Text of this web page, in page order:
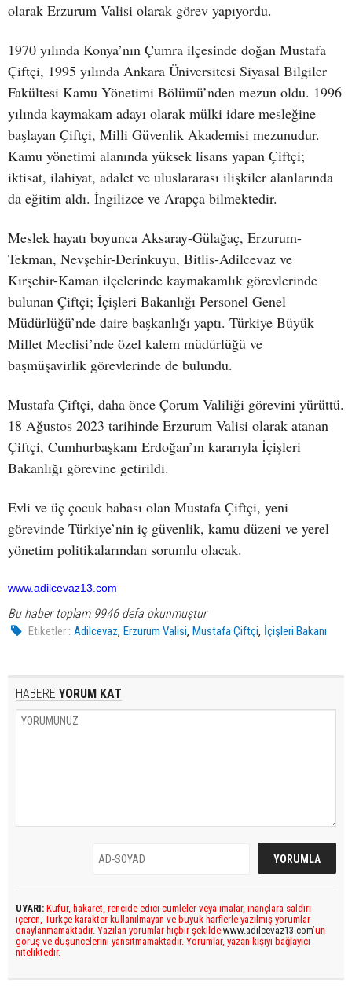
olarak Erzurum Valisi olarak görev yapıyordu.
1970 yılında Konya’nın Çumra ilçesinde doğan Mustafa
Çiftçi, 1995 yılında Ankara Üniversitesi Siyasal Bilgiler
Fakültesi Kamu Yönetimi Bölümü’nden mezun oldu. 1996
yılında kaymakam adayı olarak mülki idare mesleğine
başlayan Çiftçi, Milli Güvenlik Akademisi mezunudur.
Kamu yönetimi alanında yüksek lisans yapan Çiftçi;
iktisat, ilahiyat, adalet ve uluslararası ilişkiler alanlarında
da eğitim aldı. İngilizce ve Arapça bilmektedir.
Meslek hayatı boyunca Aksaray-Gülağaç, Erzurum-
Tekman, Nevşehir-Derinkuyu, Bitlis-Adilcevaz ve
Kırşehir-Kaman ilçelerinde kaymakamlık görevlerinde
bulunan Çiftçi; İçişleri Bakanlığı Personel Genel
Müdürlüğü’nde daire başkanlığı yaptı. Türkiye Büyük
Millet Meclisi’nde özel kalem müdürlüğü ve
başmüşavirlik görevlerinde de bulundu.
Mustafa Çiftçi, daha önce Çorum Valiliği görevini yürüttü.
18 Ağustos 2023 tarihinde Erzurum Valisi olarak atanan
Çiftçi, Cumhurbaşkanı Erdoğan’ın kararıyla İçişleri
Bakanlığı görevine getirildi.
Evli ve üç çocuk babası olan Mustafa Çiftçi, yeni
görevinde Türkiye’nin iç güvenlik, kamu düzeni ve yerel
yönetim politikalarından sorumlu olacak.
www.adilcevaz13.com
Bu haber toplam 9946 defa okunmuştur
Etiketler : Adilcevaz,Erzurum Valisi,Mustafa Çiftçi, İçişleri Bakanı
HABERE YORUM KAT
UYARI: Küfür, hakaret, rencide edici cümleler veya imalar, inançlara saldırı
içeren, Türkçe karakter kullanılmayan ve büyük harflerle yazılmış yorumlar
onaylanmamaktadır. Yazılan yorumlar hiçbir şekilde www.adilcevaz13.com’un
görüş ve düşüncelerini yansıtmamaktadır. Yorumlar, yazan kişiyi bağlayıcı
niteliktedir.